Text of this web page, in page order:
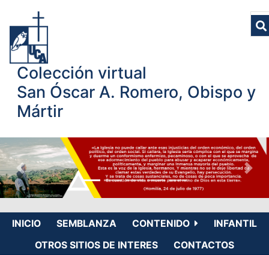
Colección virtual
San Óscar A. Romero, Obispo y
Mártir
INICIO SEMBLANZA CONTENIDO
INFANTIL
OTROS SITIOS DE INTERES
CONTACTOS